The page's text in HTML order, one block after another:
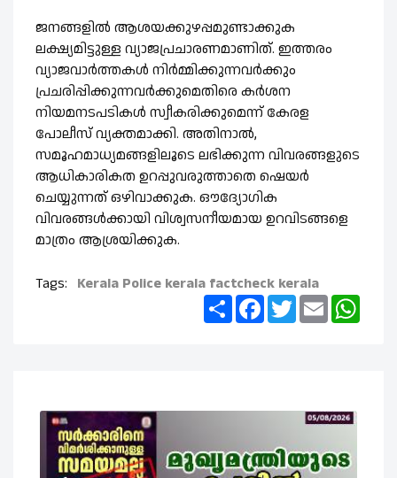
ജനങ്ങളിൽ ആശയക്കുഴപ്പമുണ്ടാക്കുക
ലക്ഷ്യമിട്ടുള്ള വ്യാജപ്രചാരണമാണിത്. ഇത്തരം
വ്യാജവാർത്തകൾ നിർമ്മിക്കുന്നവർക്കും
പ്രചരിപ്പിക്കുന്നവർക്കുമെതിരെ കർശന
നിയമനടപടികൾ സ്വീകരിക്കുമെന്ന് കേരള
പോലീസ് വ്യക്തമാക്കി. അതിനാൽ,
സമൂഹമാധ്യമങ്ങളിലൂടെ ലഭിക്കുന്ന വിവരങ്ങളുടെ
ആധികാരികത ഉറപ്പുവരുത്താതെ ഷെയർ
ചെയ്യുന്നത് ഒഴിവാക്കുക. ഔദ്യോഗിക
വിവരങ്ങൾക്കായി വിശ്വസനീയമായ ഉറവിടങ്ങളെ
മാത്രം ആശ്രയിക്കുക.
Tags: Kerala Police kerala factcheck kerala
ShareFacebookTwitterEmail